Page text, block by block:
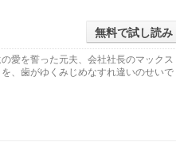
無料で試し読み
愛を誓った元夫、会社社長のマックス
、歯がゆくみじめなすれ違いのせいで